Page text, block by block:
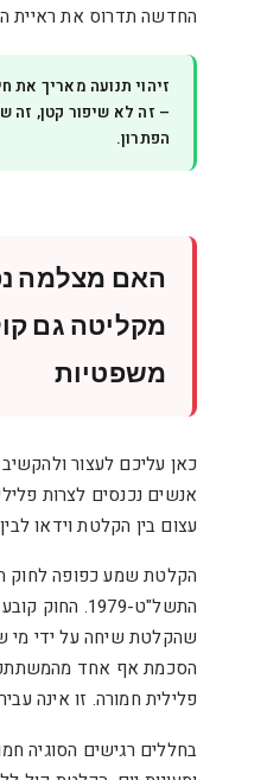
החדשה תדרוס את ראיית
– זה לא שיפור קטן, זה
הפתרון.
האם מצלמה
מקליטה גם
משפטיות
כאן עליכם לעצור
אנשים נכנסים לצרות
עצום בין הקלטת וידאו
הקלטת שמע כפופה לחוק
התשל"ט-1979.
שהקלטת שיחה על ידי מי
הסכמת אף אחד
פלילית חמורה. זו אינה
בחללים רגישים הסוגיה